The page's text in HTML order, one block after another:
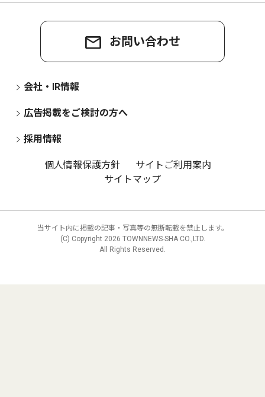
お問い合わせ
会社・IR情報
広告掲載をご検討の方へ
採用情報
個人情報保護方針
サイトご利用案内
サイトマップ
当サイト内に掲載の記事・写真等の無断転載を禁止します。
(C) Copyright 2026 TOWNNEWS-SHA CO.,LTD.
All Rights Reserved.